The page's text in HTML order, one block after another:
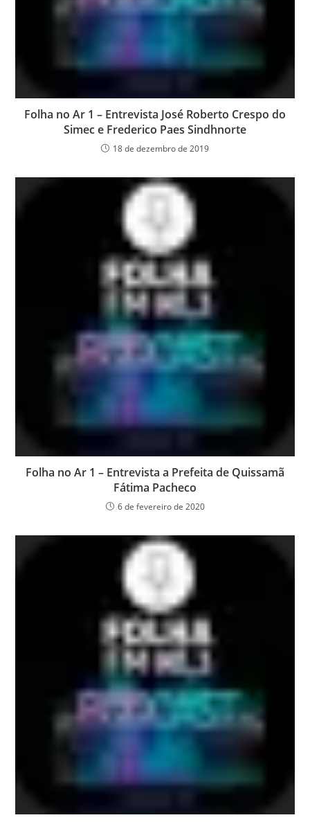
Folha no Ar 1 – Entrevista José Roberto Crespo do
Simec e Frederico Paes Sindhnorte
18 de dezembro de 2019
Folha no Ar 1 – Entrevista a Prefeita de Quissamã
Fátima Pacheco
6 de fevereiro de 2020